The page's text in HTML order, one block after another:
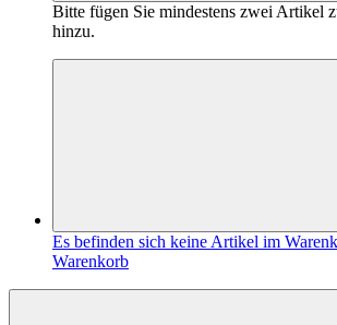
Bitte fügen Sie mindestens zwei Artikel
hinzu.
Es befinden sich keine Artikel im
Warenkorb